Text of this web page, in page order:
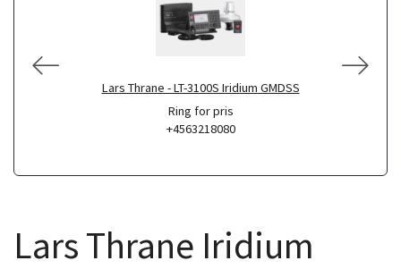
Lars Thrane - LT-3100S Iridium GMDSS
Ring for pris
+4563218080
Lars Thrane Iridium